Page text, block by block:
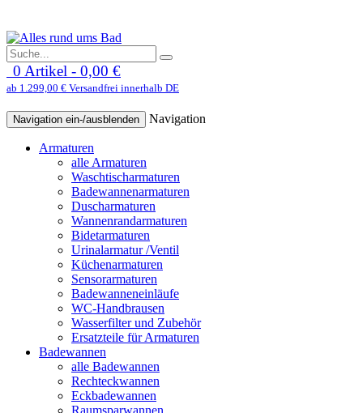
0 Artikel - 0,00 €
ab 1.299,00 € Versandfrei innerhalb DE
Navigation ein-/ausblenden Navigation
Armaturen
alle Armaturen
Waschtischarmaturen
Badewannenarmaturen
Duscharmaturen
Wannenrandarmaturen
Bidetarmaturen
Urinalarmatur /Ventil
Küchenarmaturen
Sensorarmaturen
Badewanneneinläufe
WC-Handbrausen
Wasserfilter und Zubehör
Ersatzteile für Armaturen
Badewannen
alle Badewannen
Rechteckwannen
Eckbadewannen
Raumsparwannen